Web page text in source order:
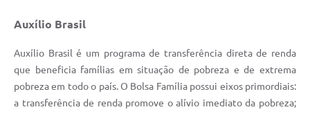
Auxílio Brasil
Auxílio Brasil é um programa de transferência direta de renda
que beneficia famílias em situação de pobreza e de extrema
pobreza em todo o país. O Bolsa Família possui eixos primordiais:
a transferência de renda promove o alívio imediato da pobreza;